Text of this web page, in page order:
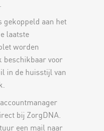
gekoppeld aan het
laatste
worden
beschikbaar voor
in de huisstijl van
bij ZorgDNA.
een mail naar